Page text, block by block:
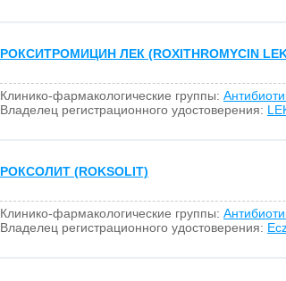
РОКСИТРОМИЦИН ЛЕК (ROXITHROMYCIN
Клинико-фармакологические группы:
Владелец регистрационного удостоверения:
РОКСОЛИТ (ROKSOLIT)
Клинико-фармакологические группы:
Владелец регистрационного удостоверения: